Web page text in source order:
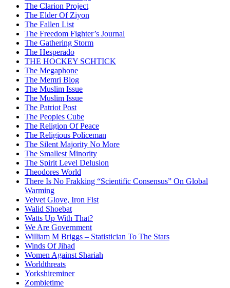
The Clarion Project
The Elder Of Ziyon
The Fallen List
The Freedom Fighter’s Journal
The Gathering Storm
The Hesperado
THE HOCKEY SCHTICK
The Megaphone
The Memri Blog
The Muslim Issue
The Muslim Issue
The Patriot Post
The Peoples Cube
The Religion Of Peace
The Religious Policeman
The Silent Majority No More
The Smallest Minority
The Spirit Level Delusion
Theodores World
There Is No Frakking “Scientific Consensus” On Global
Warming
Velvet Glove, Iron Fist
Walid Shoebat
Watts Up With That?
We Are Government
William M Briggs – Statistician To The Stars
Winds Of Jihad
Women Against Shariah
Worldthreats
Yorkshireminer
Zombietime